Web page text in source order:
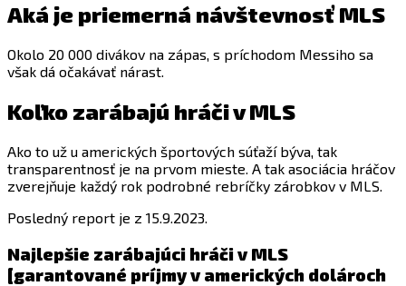
Aká je priemerná návštevnosť MLS
Okolo 20 000 divákov na zápas, s príchodom Messiho sa
však dá očakávať nárast.
Koľko zarábajú hráči v MLS
Ako to už u amerických športových súťaží býva, tak
transparentnosť je na prvom mieste. A tak asociácia hráčov
zverejňuje každý rok podrobné rebríčky zárobkov v MLS.
Posledný report je z 15.9.2023.
Najlepšie zarábajúci hráči v MLS
[garantované príjmy v amerických dolároch